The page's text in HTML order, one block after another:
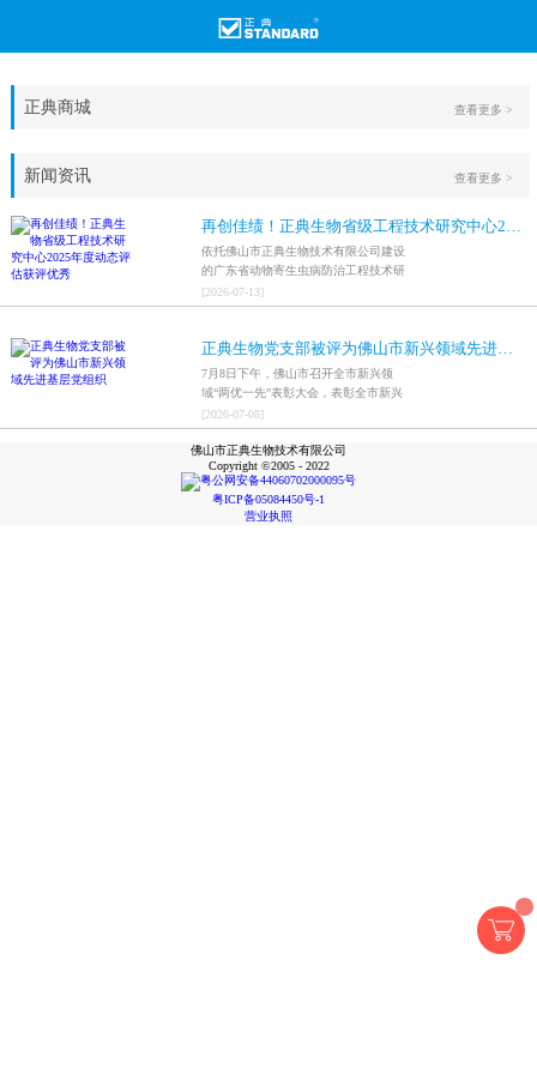
正典商城 查看更多 >
新闻资讯
再创佳绩！正典生物省级工程技术研究中心2025年度动态评估获评优秀
依托佛山市正典生物技术有限公司建设
的广东省动物寄生虫病防治工程技术研
究中心，在全省参评科研平台中综合表
现突出，成功获评最高评价等级“优
[2026-07-13]
正典生物党支部被评为佛山市新兴领域先进基层党组织
7月8日下午，佛山市召开全市新兴领
域“两优一先”表彰大会，表彰全市新兴
领域优秀共产党员、优秀党务工作者和
先进基层党组织，中共佛山市正典生物
技术有限公司支部委员会被评为佛山市
新兴领域先进基层党组织。
[2026-07-08]
查看更多 >
佛山市正典生物技术有限公司
Copyright ©2005 - 2022
粤公网安备44060702000095号
粤ICP备05084450号-1
营业执照